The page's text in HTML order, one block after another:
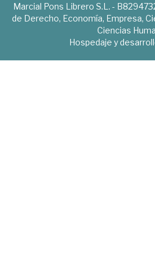
Marcial Pons Librero S.L. -
de Derecho, Economía, Empresa,
Ciencias
Hospedaje y